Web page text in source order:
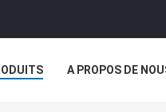
A PROPOS DE